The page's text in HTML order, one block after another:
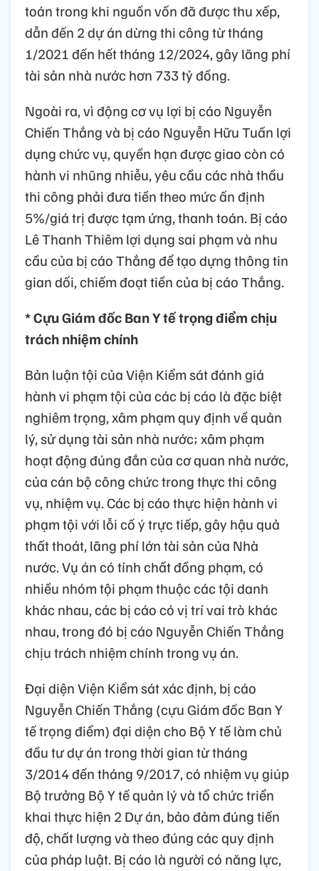
toán trong khi nguồn vốn đã được thu xếp,
dẫn đến 2 dự án dừng thi công từ tháng
1/2021 đến hết tháng 12/2024, gây lãng phí
tài sản nhà nước hơn 733 tỷ đồng.
Ngoài ra, vì động cơ vụ lợi bị cáo Nguyễn
Chiến Thắng và bị cáo Nguyễn Hữu Tuấn lợi
dụng chức vụ, quyền hạn được giao còn có
hành vi nhũng nhiễu, yêu cầu các nhà thầu
thi công phải đưa tiền theo mức ấn định
5%/giá trị được tạm ứng, thanh toán. Bị cáo
Lê Thanh Thiêm lợi dụng sai phạm và nhu
cầu của bị cáo Thắng để tạo dựng thông tin
gian dối, chiếm đoạt tiền của bị cáo Thắng.
* Cựu Giám đốc Ban Y tế trọng điểm chịu
trách nhiệm chính
Bản luận tội của Viện Kiểm sát đánh giá
hành vi phạm tội của các bị cáo là đặc biệt
nghiêm trọng, xâm phạm quy định về quản
lý, sử dụng tài sản nhà nước; xâm phạm
hoạt động đúng đắn của cơ quan nhà nước,
của cán bộ công chức trong thực thi công
vụ, nhiệm vụ. Các bị cáo thực hiện hành vi
phạm tội với lỗi cố ý trực tiếp, gây hậu quả
thất thoát, lãng phí lớn tài sản của Nhà
nước. Vụ án có tính chất đồng phạm, có
nhiều nhóm tội phạm thuộc các tội danh
khác nhau, các bị cáo có vị trí vai trò khác
nhau, trong đó bị cáo Nguyễn Chiến Thắng
chịu trách nhiệm chính trong vụ án.
Đại diện Viện Kiểm sát xác định, bị cáo
Nguyễn Chiến Thắng (cựu Giám đốc Ban Y
tế trọng điểm) đại diện cho Bộ Y tế làm chủ
đầu tư dự án trong thời gian từ tháng
3/2014 đến tháng 9/2017, có nhiệm vụ giúp
Bộ trưởng Bộ Y tế quản lý và tổ chức triển
khai thực hiện 2 Dự án, bảo đảm đúng tiến
độ, chất lượng và theo đúng các quy định
của pháp luật. Bị cáo là người có năng lực,